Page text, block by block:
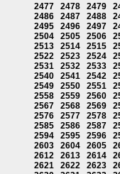
2477
2478 2479
2486
2487 2488
2495
2496 2497
2504
2505 2506
2513
2514 2515
2522
2523 2524
2531
2532 2533
2540
2541 2542
2549
2550 2551
2558
2559 2560
2567
2568 2569
2576
2577 2578
2585
2586 2587
2594
2595 2596
2603
2604 2605
2612
2613 2614
2621
2622 2623